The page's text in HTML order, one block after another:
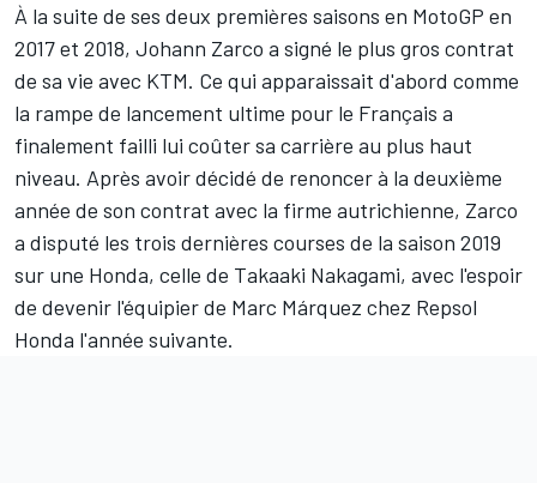
À la suite de ses deux premières saisons en MotoGP en
2017 et 2018, Johann Zarco a signé le plus gros contrat
de sa vie avec KTM. Ce qui apparaissait d'abord comme
la rampe de lancement ultime pour le Français a
finalement failli lui coûter sa carrière au plus haut
niveau. Après avoir décidé de renoncer à la deuxième
année de son contrat avec la firme autrichienne, Zarco
a disputé les trois dernières courses de la saison 2019
sur une Honda, celle de Takaaki Nakagami, avec l'espoir
de devenir l'équipier de Marc Márquez chez Repsol
Honda l'année suivante.